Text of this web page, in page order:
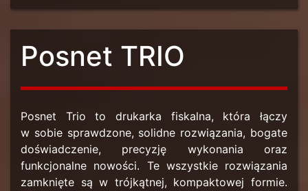
Posnet TRIO
Posnet Trio to drukarka fiskalna, która łączy
w sobie sprawdzone, solidne rozwiązania, bogate
doświadczenie, precyzję wykonania oraz
funkcjonalne nowości. Te wszystkie rozwiązania
zamknięte są w trójkątnej, kompaktowej formie.